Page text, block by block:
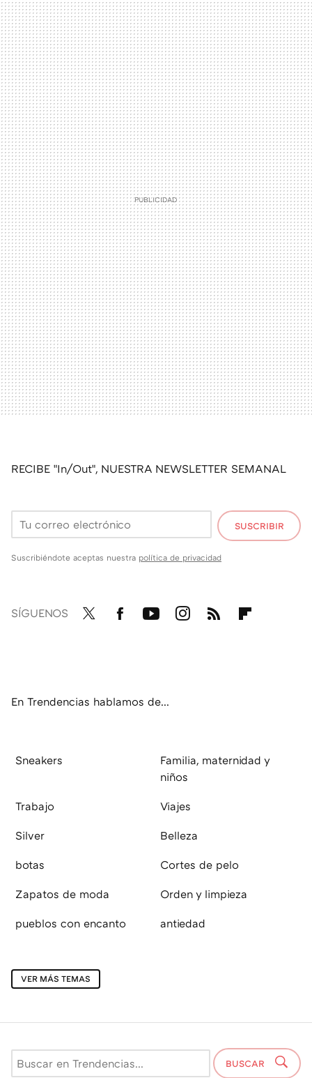
RECIBE "In/Out", NUESTRA NEWSLETTER SEMANAL
SUSCRIBIR
Suscribiéndote aceptas nuestra política de privacidad
SÍGUENOS
En Trendencias hablamos de...
Sneakers
Familia, maternidad y
niños
Trabajo Viajes
Silver Belleza
botas Cortes de pelo
Zapatos de moda Orden y limpieza
pueblos con encanto antiedad
VER MÁS TEMAS
BUSCAR